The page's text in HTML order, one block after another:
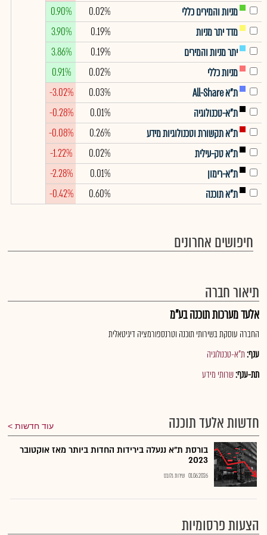
מניות והמירים כללי
0.02%
0.90%
מדד יתר מניות
0.19%
3.90%
יתר מניות והמירים
0.19%
3.86%
מניות כללי
0.02%
0.91%
ת"א All-Share
0.03%
-3.02%
ת"א-טכנולוגיה
0.01%
-0.28%
ת"א תקשורת וטכנולוגיות מידע
0.26%
-0.08%
ת"א טק-עילית
0.02%
-1.22%
ת"א-רימון
0.01%
-2.28%
ת"א תוכנה
0.60%
-0.42%
חיפושים אחרונים
תיאור חברה
אלעד מערכות תוכנה בע"מ
החברה עוסקת בשירותי תוכנה וטרנספורמציה דיגיטאלית
ענף:ת"א-טכנולוגיה
תת-ענף:שרותי מידע
חדשות אלעד תוכנה עוד חדשות
בורסת ת"א ננעלה בירידות החדות ביותר מאז אוקטובר
2023
01.06.2026 שירות גלובס
הצעות פרסומיות